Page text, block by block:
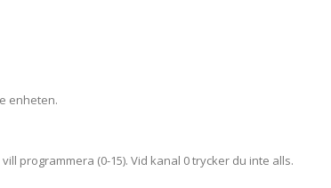
enheten.
programmera (0-15). Vid kanal 0 trycker du inte alls.